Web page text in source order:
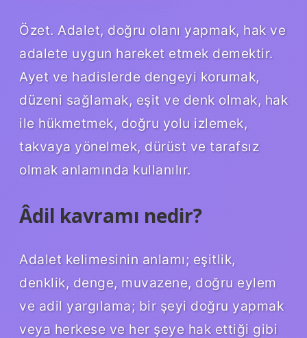
Özet. Adalet, doğru olanı yapmak, hak ve
adalete uygun hareket etmek demektir.
Ayet ve hadislerde dengeyi korumak,
düzeni sağlamak, eşit ve denk olmak, hak
ile hükmetmek, doğru yolu izlemek,
takvaya yönelmek, dürüst ve tarafsız
olmak anlamında kullanılır.
Âdil kavramı nedir?
Adalet kelimesinin anlamı; eşitlik,
denklik, denge, muvazene, doğru eylem
ve adil yargılama; bir şeyi doğru yapmak
veya herkese ve her şeye hak ettiği gibi